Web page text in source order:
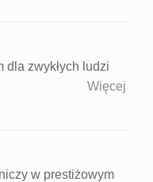
dla zwykłych ludzi
Więcej
w prestiżowym